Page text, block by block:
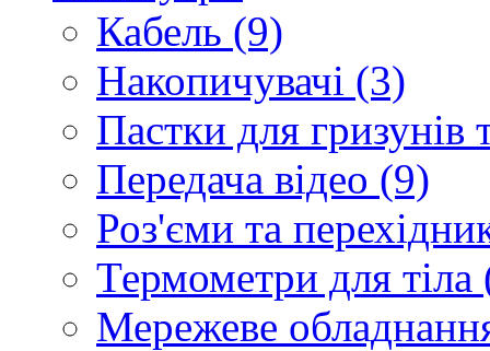
Кабель (9)
Накопичувачі (3)
Пастки для гризунів
Передача відео (9)
Роз'єми та
Термометри для тіла
Мережеве